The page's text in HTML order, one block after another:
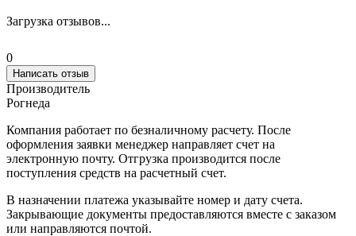
Загрузка отзывов...
0
Написать отзыв
Производитель
Рогнеда
Компания работает по безналичному расчету. После
оформления заявки менеджер направляет счет на
электронную почту. Отгрузка производится после
поступления средств на расчетный счет.
В назначении платежа указывайте номер и дату счета.
Закрывающие документы предоставляются вместе с заказом
или направляются почтой.